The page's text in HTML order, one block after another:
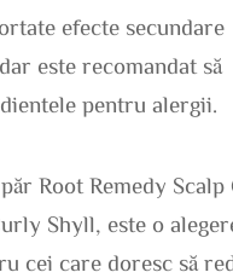
efecte secundare
este recomandat să
pentru alergii.
Root Remedy Scalp
Shyll, este o
cei care doresc să